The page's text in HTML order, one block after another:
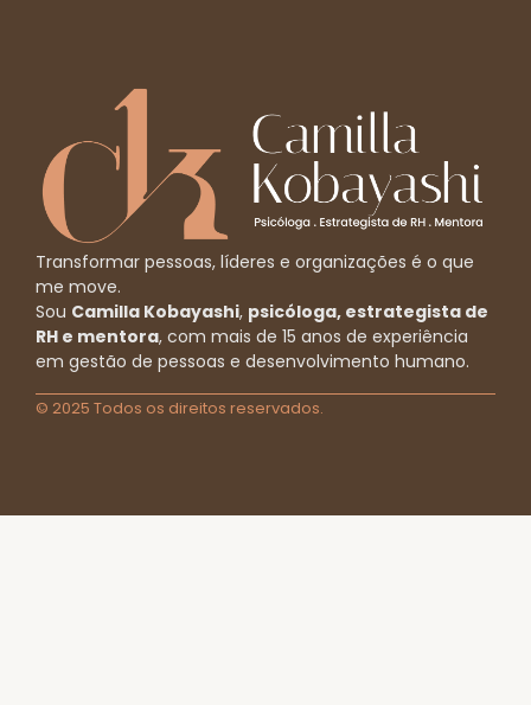
Transformar pessoas, líderes e organizações é o que
me move.
Sou Camilla Kobayashi, psicóloga, estrategista de
RH e mentora, com mais de 15 anos de experiência
em gestão de pessoas e desenvolvimento humano.
© 2025 Todos os direitos reservados.